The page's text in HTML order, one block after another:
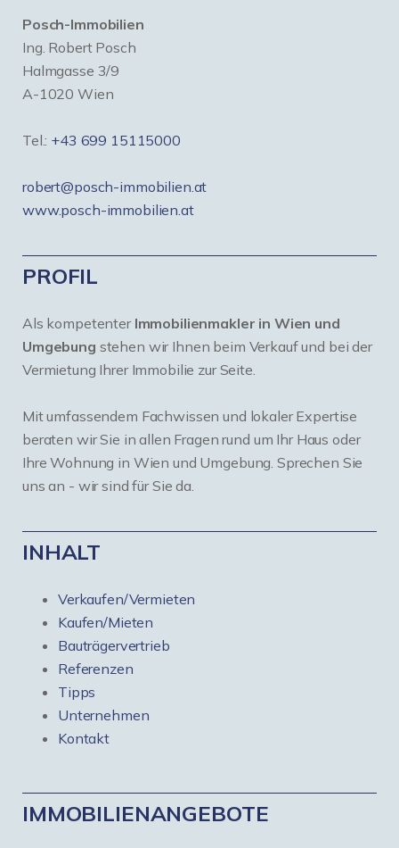
Posch-Immobilien
Ing. Robert Posch
Halmgasse 3/9
A-1020 Wien
Tel.: +43 699 15115000
robert@posch-immobilien.at
www.posch-immobilien.at
PROFIL
Als kompetenter Immobilienmakler in Wien und
Umgebung stehen wir Ihnen beim Verkauf und bei der
Vermietung Ihrer Immobilie zur Seite.
Mit umfassendem Fachwissen und lokaler Expertise
beraten wir Sie in allen Fragen rund um Ihr Haus oder
Ihre Wohnung in Wien und Umgebung. Sprechen Sie
uns an - wir sind für Sie da.
INHALT
Verkaufen/Vermieten
Kaufen/Mieten
Bauträgervertrieb
Referenzen
Tipps
Unternehmen
Kontakt
IMMOBILIENANGEBOTE